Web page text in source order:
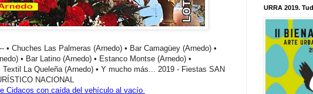
Chuches Las Palmeras (Arnedo) • Bar Camagüey (Arnedo) •
• Bar Latino (Arnedo) • Estanco Montse (Arnedo) •
La Queleña (Arnedo) • Y mucho más... 2019 - Fiestas SAN
NACIONAL
Cidacos con caída del vehículo al vacío
URRA 2019.